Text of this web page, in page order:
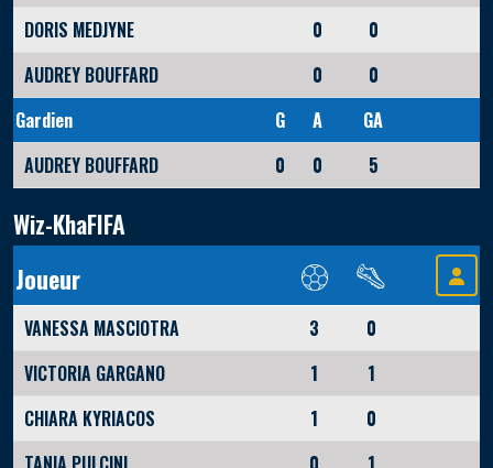
DORIS MEDJYNE
0
0
AUDREY BOUFFARD
0
0
Gardien
G A
GA
AUDREY BOUFFARD
0 0 5
Wiz-KhaFIFA
Joueur
VANESSA MASCIOTRA 3
0
VICTORIA GARGANO
1
1
CHIARA KYRIACOS
1
0